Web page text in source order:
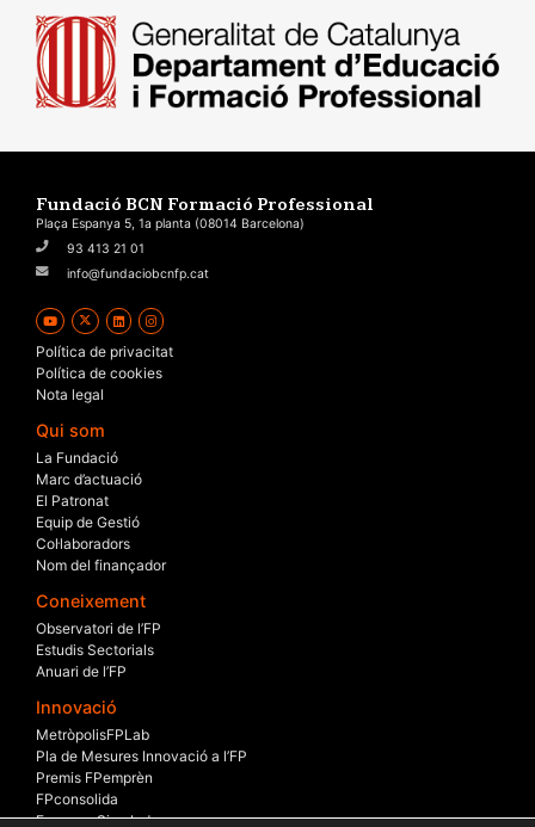
Fundació BCN Formació Professional
Plaça Espanya 5, 1a planta (08014 Barcelona)
93 413 21 01
info@fundaciobcnfp.cat
Política de privacitat
Política de cookies
Nota legal
Qui som
La Fundació
Marc d’actuació
El Patronat
Equip de Gestió
Col·laboradors
Nom del finançador
Coneixement
Observatori de l’FP
Estudis Sectorials
Anuari de l’FP
Innovació
MetròpolisFPLab
Pla de Mesures Innovació a l’FP
Premis FPemprèn
FPconsolida
Empresa Simulada